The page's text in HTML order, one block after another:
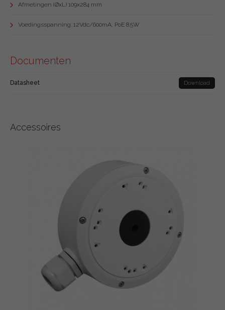
Afmetingen (ØxL) 109x284 mm
Voedingsspanning: 12Vdc/600mA, PoE 8.5W
Documenten
Datasheet Download
Accessoires